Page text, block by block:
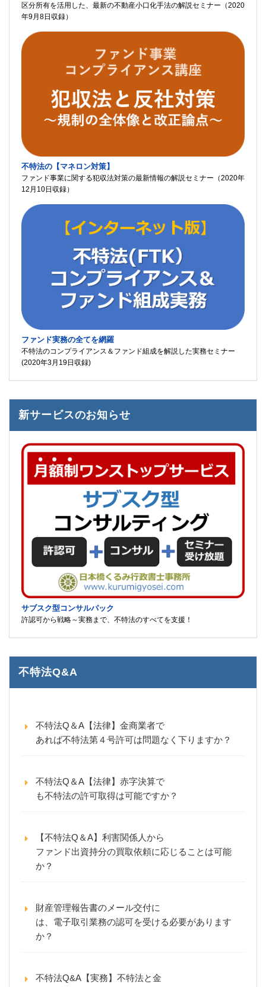
区分所有を活用した、最新の不動産小口化手法の解説セミナー（2020
年9月8日収録）
不特法の【マネロン対策】
ファンド事業に関する犯収法対策の最新情報の解説セミナー（2020年
12月10日収録）
ファンド実務の全てを網羅
不特法のコンプライアンス＆ファンド組成を解説した実務セミナー
(2020年3月19日収録)
新サービスのお知らせ
サブスク型コンサルパック
許認可から戦略～実務まで、不特法のすべてを支援！
不特法Q&A
不特法Q＆A【法律】金商業者で
あれば不特法第４号許可は問題なく下りますか？
不特法Q＆A【法律】赤字決算で
も不特法の許可取得は可能ですか？
【不特法Q＆A】利害関係人から
ファンド出資持分の買取依頼に応じることは可能
か？
財産管理報告書のメール交付に
は、電子取引業務の認可を受ける必要があります
か？
不特法Q&A【実務】不特法と金